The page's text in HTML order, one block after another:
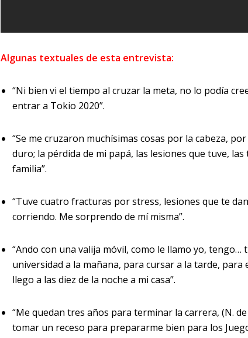
Algunas textuales de esta entrevista:
“Ni bien vi el tiempo al cruzar la meta, no lo podía
entrar a Tokio 2020”.
“Se me cruzaron muchísimas cosas por la cabeza,
duro; la pérdida de mi papá, las lesiones que tuve,
familia”.
“Tuve cuatro fracturas por stress, lesiones que te
corriendo. Me sorprendo de mí misma”.
“Ando con una valija móvil, como le llamo yo,
universidad a la mañana, para cursar a la tarde,
llego a las diez de la noche a mi casa”.
“Me quedan tres años para terminar la carrera, (N.
tomar un receso para prepararme bien para los